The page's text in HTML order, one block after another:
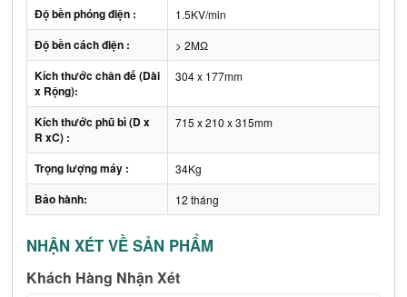
Độ bền phóng điện : 1.5KV/min
Độ bền cách điện : > 2MΩ
Kích thước chân đế (Dài
x Rộng):
304 x 177mm
Kích thước phũ bì (D x
R xC) :
715 x 210 x 315mm
Trọng lượng máy : 34Kg
Bảo hành: 12 tháng
NHẬN XÉT VỀ SẢN PHẨM
Khách Hàng Nhận Xét